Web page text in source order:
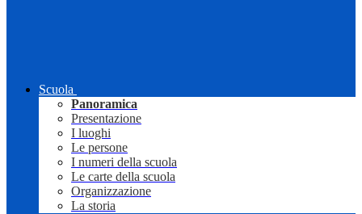
Scuola
Panoramica
Presentazione
I luoghi
Le persone
I numeri della scuola
Le carte della scuola
Organizzazione
La storia